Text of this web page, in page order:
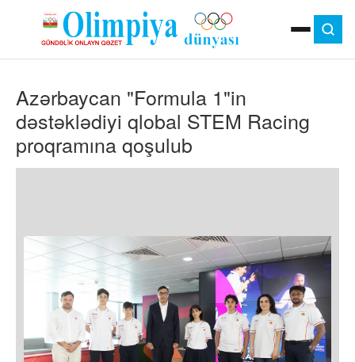
MOK
OLIMPIYA OYUNLARI
ÇAP VERSIYASI
TV
GÜNDƏM
Azərbaycan "Formula 1"in
dəstəklədiyi qlobal STEM Racing
proqramına qoşulub